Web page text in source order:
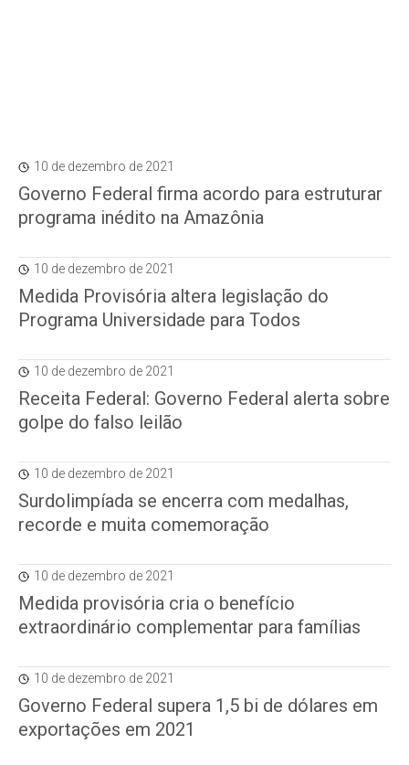
10 de dezembro de 2021
Governo Federal firma acordo para estruturar
programa inédito na Amazônia
10 de dezembro de 2021
Medida Provisória altera legislação do
Programa Universidade para Todos
10 de dezembro de 2021
Receita Federal: Governo Federal alerta sobre
golpe do falso leilão
10 de dezembro de 2021
Surdolimpíada se encerra com medalhas,
recorde e muita comemoração
10 de dezembro de 2021
Medida provisória cria o benefício
extraordinário complementar para famílias
10 de dezembro de 2021
Governo Federal supera 1,5 bi de dólares em
exportações em 2021